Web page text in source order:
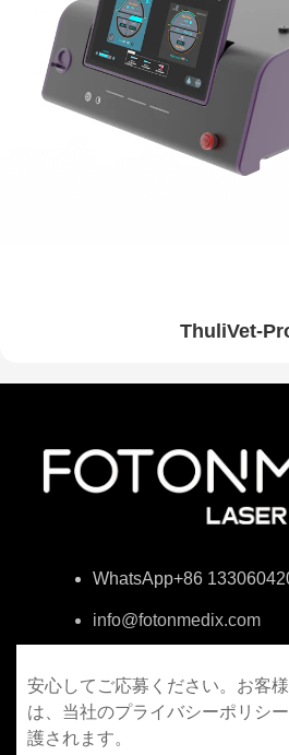
ThuliVet-
WhatsApp+86
info@fotonmedix.com
中国福建省厦門市海峡
階
安心してご応募ください。お客
は、当社のプライバシーポリシ
護されます。